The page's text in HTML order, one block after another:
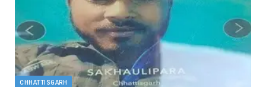
CHHATTISGARH